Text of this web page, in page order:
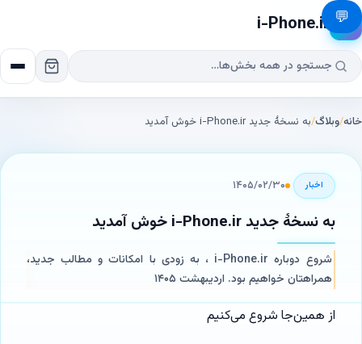
📱
i-Phone.ir
خانه/وبلاگ/به نسخهٔ جدید i-Phone.ir خوش آمدید
اخبار ۱۴۰۵/۰۲/۳۰
به نسخهٔ جدید i-Phone.ir خوش آمدید
شروع دوباره i-Phone.ir ، به زودی با امکانات و مطالب جدید،
همراهتان خواهیم بود. اردیبهشت ۱۴۰۵
از همین‌جا شروع می‌کنیم
💬